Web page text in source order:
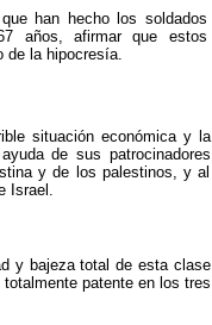
han hecho los soldados
años, afirmar que estos
de la hipocresía.
situación económica y la
de sus patrocinadores
y de los palestinos, y al
Israel.
y bajeza total de esta clase
patente en los tres